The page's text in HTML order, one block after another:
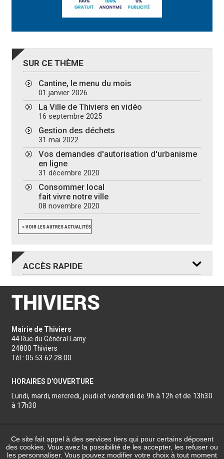
SUR CE THÈME
Cantine, le menu du mois
01 janvier 2026
La Ville de Thiviers en vidéo
16 septembre 2025
Gestion des déchets
31 mai 2022
Vos demandes d'autorisation d'urbanisme
en ligne
31 décembre 2020
Consommer local
fait vivre notre ville
08 novembre 2020
> VOIR LES AUTRES ACTUALITÉS
ACCÈS RAPIDE
RDV DEMANDE
CNI
PASSEPORT
ANNUAIRES
CINÉMA
OFFICE
COMMUNAUTÉ NOUS
Mairie de Thiviers
44 Rue du Général Lamy
24800 Thiviers
Tél : 05 53 62 28 00
HORAIRES D'OUVERTURE
Lundi, mardi, mercredi, jeudi et vendredi de 9h à 12h et de 13h30
à 17h30
Réalisation
Ce site fait appel à des services tiers qui pour certains déposent
des cookies. Vous avez la possibilité de les accepter, les refuser ou
les personnaliser. Vous pouvez modifier votre choix à tout moment